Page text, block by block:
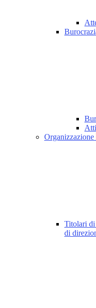
Organizzazione
Titolari
di